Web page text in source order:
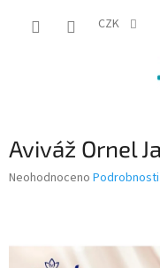
CZK
Aviváž Ornel
Průměrné
0,0
Neohodnoceno